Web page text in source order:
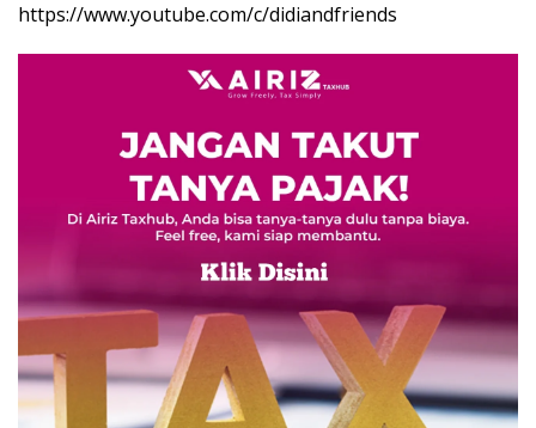
https://www.youtube.com/c/didiandfriends